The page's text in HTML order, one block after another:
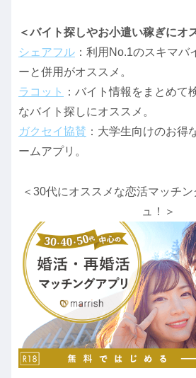
＜バイト探しやお小遣い稼ぎにオ
シェアフル ：利用No.1のスキマバ
ーと併用がオススメ。
ラコット
：バイト情報をまとめて
なバイト探しにオススメ。
ガクセイ協賛 ：大学生向けのお得
ームアプリ。
＜30代にオススメな恋活マッチ
ュ！＞